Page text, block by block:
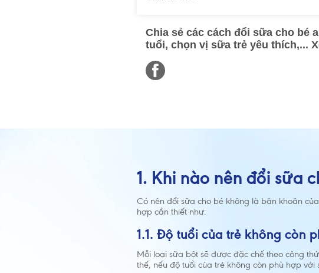
Chia sẻ các cách đổi sữa cho bé
tuổi, chọn vị sữa trẻ yêu thích,...
1. Khi nào nên đổi sữa
Có nên đổi sữa cho bé không là băn khoăn
hợp cần thiết như:
1.1. Độ tuổi của trẻ không còn
Mỗi loại sữa bột sẽ được đặc chế theo công
thế, nếu độ tuổi của trẻ không còn phù hợp